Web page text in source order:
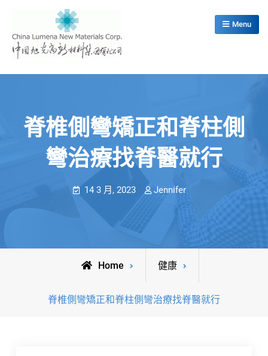
content
China Lumena New Materials Corp.
Menu
脊椎側彎矯正和脊柱側
彎治療找脊醫就行
14 3 月, 2023 Jennifer
Home 健康
脊椎側彎矯正和脊柱側彎治療找脊醫就行